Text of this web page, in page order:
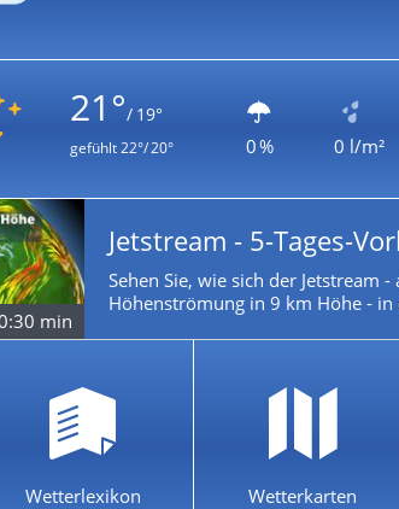
21°/ 19°
gefühlt22°/ 20° 0 % 0 l/m²
min
Jetstream - 5-Tages-
Sehen Sie, wie sich der Jetstream
Höhenströmung in 9 km Höhe - in
Wetterlexikon Wetterkarten